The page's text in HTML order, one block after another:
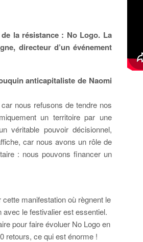
la résistance : No Logo. La
directeur d’un événement
anticapitaliste de Naomi
nous refusons de tendre nos
un territoire par une
véritable pouvoir décisionnel,
car nous avons un rôle de
: nous pouvons financer un
manifestation où règnent le
le festivalier est essentiel.
pour faire évoluer No Logo en
retours, ce qui est énorme !